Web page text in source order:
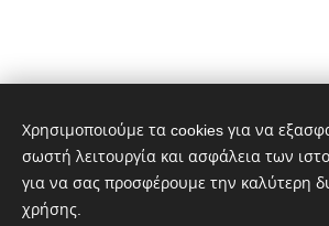
Χρησιμοποιούμε τα cookies για να
σωστή λειτουργία και ασφάλεια των
για να σας προσφέρουμε την καλύτερη
χρήσης.